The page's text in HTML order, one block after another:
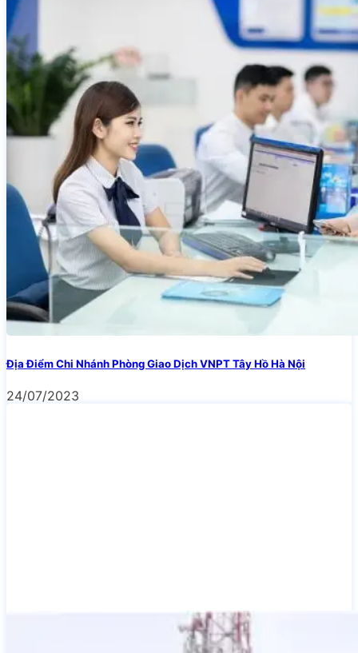
Địa Điểm Chi Nhánh Phòng Giao Dịch VNPT Tây Hồ Hà Nội
24/07/2023